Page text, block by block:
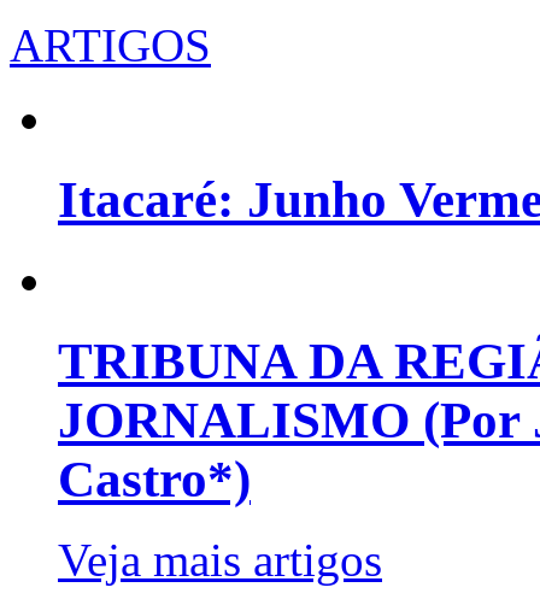
ARTIGOS
Itacaré: Junho
TRIBUNA DA
JORNALISMO (Por
Castro*)
Veja mais artigos